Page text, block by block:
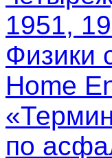
1951,
Физики
Home
по